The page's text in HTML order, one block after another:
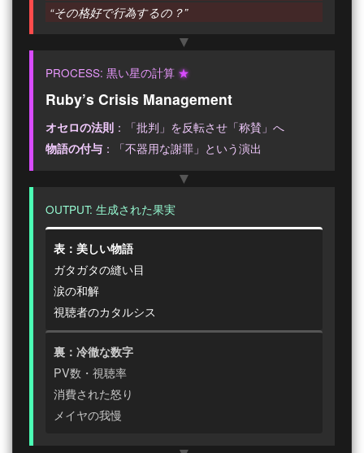
“その格好で行為するの？”
PROCESS: 黒い星の計算 ★
Ruby’s Crisis Management
オセロの法則 ：「批判」を反転させ「称賛」へ
物語の付与 ：「不器用な謝罪」という演出
OUTPUT: 生成された果実
表：美しい物語
ガタガタの縫い目
涙の和解
視聴者のカタルシス
裏：冷徹な数字
PV数・視聴率
消費された怒り
メイヤの我慢